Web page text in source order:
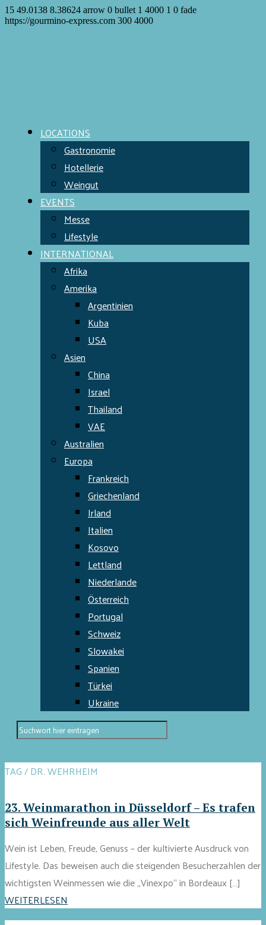
15 49.0138 8.38624 arrow 0 bullet 1 4000 1 0 fade
https://gourmino-express.com 300 4000
LOCATIONS
Gastronomie
Hotellerie
Weingut
EVENTS
Messe
Lifestyle
INTERNATIONAL
Afrika
Amerika
Argentinien
Kuba
USA
Asien
China
Israel
Thailand
VAE
Australien
Europa
Frankreich
Griechenland
Irland
Italien
Kosovo
Lettland
Niederlande
Österreich
Portugal
Schweiz
Slowakei
Spanien
Türkei
Ukraine
TAG / DR. WEHRHEIM
23. Weinmarathon in Düsseldorf – Es trafen
sich Weinfreunde aus aller Welt
Wein ist Leben, Freude, Genuss – der kultivierte Ausdruck von
Lifestyle. Das beweisen auch die steigenden Besucherzahlen der
wichtigsten Weinmessen wie die „Vinexpo“ in Bordeaux […]
WEITERLESEN